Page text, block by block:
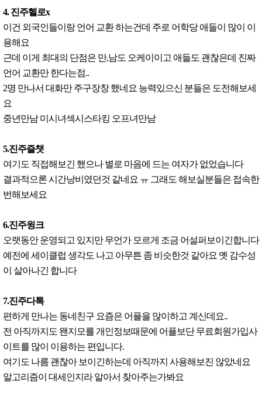
4. 진주헬로x
이건 외국인들이랑 언어 교환 하는건데 주로 어학당 애들이 많이 이
용해요
근데 이게 최대의 단점은 만,남도 오케이이고 애들도 괜찮은데 진짜
언어 교환만 한다는점..
2명 만나서 대화만 주구장창 했네요 능력있으신 분들은 도전해보세
요
중년만남 미시녀섹시스타킹 오프녀만남
5.진주즐챗
여기도 직접해보긴 했으나 별로 마음에 드는 여자가 없었습니다
결과적으론 시간낭비였던것 같네요 ㅠ 그래도 해보실분들은 접속한
번해보세요
6.진주윙크
오랫동안 운영되고 있지만 무언가 모르게 조금 어설퍼보이긴합니다
예전에 세이클럽 생각도 나고 아무튼 좀 비슷한것 같아요 옛 감수성
이 살아나긴 합니다
7.진주다톡
편하게 만나는 동네친구 요즘은 어플을 많이하고 계신데요..
전 아직까지도 왠지모를 개인정보때문에 어플보단 무료회원가입사
이트를 많이 이용하는 편입니다.
여기도 나름 괜찮아 보이긴하는데 아직까지 사용해보진 않았네요
알고리즘이 대세인지라 알아서 찾아주는가봐요